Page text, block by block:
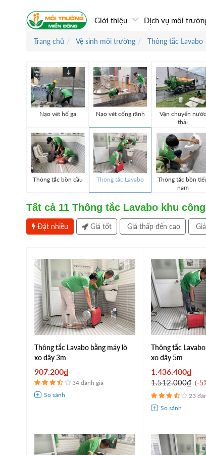
Giới thiệu Dịch vụ môi
Trang chủ Vệ sinh môi trường Thông tắc Lavabo
Nạo vét hố ga Nạo vét cống rãnh
Vận chuyển nước
thải
Thông tắc bồn cầu Thông tắc Lavabo
Thông tắc bồn
nam
Tất cả 11 Thông tắc Lavabo khu
Đặt nhiều Giá tốt Giá thấp đến cao
Thông tắc Lavabo bằng máy lò
xo dây 3m
907.200₫
34 đánh giá
Thông tắc
xo dây 5m
1.436.400₫
1.512.000₫ -
23